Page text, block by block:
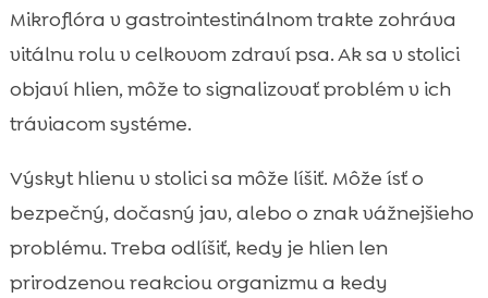
Mikroflóra v gastrointestinálnom trakte zohráva
vitálnu rolu v celkovom zdraví psa. Ak sa v stolici
objaví hlien, môže to signalizovať problém v ich
tráviacom systéme.
Výskyt hlienu v stolici sa môže líšiť. Môže ísť o
bezpečný, dočasný jav, alebo o znak vážnejšieho
problému. Treba odlíšiť, kedy je hlien len
prirodzenou reakciou organizmu a kedy